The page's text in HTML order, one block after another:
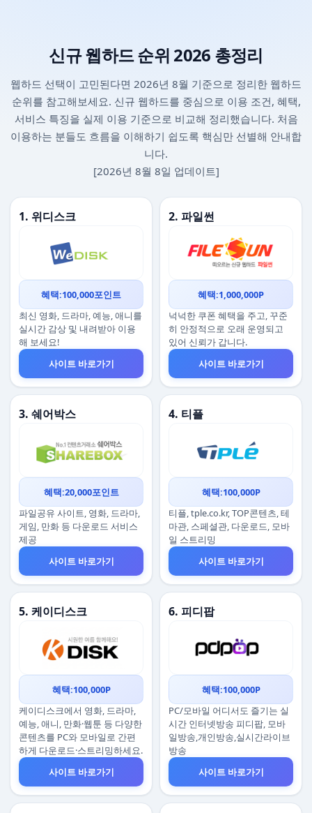
신규 웹하드 순위 2026 총정리
웹하드 선택이 고민된다면 2026년 8월 기준으로 정리한 웹하드
순위를 참고해보세요. 신규 웹하드를 중심으로 이용 조건, 혜택,
서비스 특징을 실제 이용 기준으로 비교해 정리했습니다. 처음
이용하는 분들도 흐름을 이해하기 쉽도록 핵심만 선별해 안내합
니다.
[2026년 8월 8일 업데이트]
1. 위디스크
혜택:100,000포인트
최신 영화, 드라마, 예능, 애니를
실시간 감상 및 내려받아 이용
해 보세요!
사이트 바로가기
2. 파일썬
혜택:1,000,000P
넉넉한 쿠폰 혜택을 주고, 꾸준
히 안정적으로 오래 운영되고
있어 신뢰가 갑니다.
사이트 바로가기
3. 쉐어박스
혜택:20,000포인트
파일공유 사이트, 영화, 드라마,
게임, 만화 등 다운로드 서비스
제공
사이트 바로가기
4. 티플
혜택:100,000P
티플, tple.co.kr, TOP콘텐츠, 테
마관, 스페셜관, 다운로드, 모바
일 스트리밍
사이트 바로가기
5. 케이디스크
혜택:100,000P
케이디스크에서 영화, 드라마,
예능, 애니, 만화·웹툰 등 다양한
콘텐츠를 PC와 모바일로 간편
하게 다운로드·스트리밍하세요.
사이트 바로가기
6. 피디팝
혜택:100,000P
PC/모바일 어디서도 즐기는 실
시간 인터넷방송 피디팝, 모바
일방송,개인방송,실시간라이브
방송
사이트 바로가기